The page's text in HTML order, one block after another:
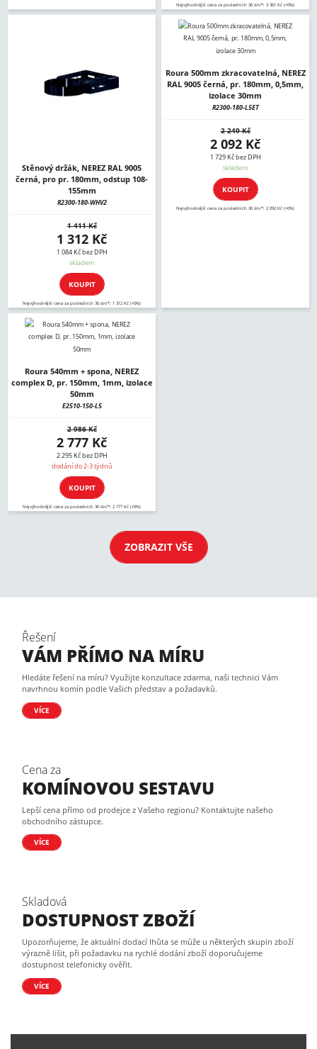
Nejvýhodnější cena za posledních 30 dní*: 3 361 Kč (+0%)
Stěnový držák, NEREZ RAL 9005
černá, pro pr. 180mm, odstup 108-
155mm
R2300-180-WHV2
1 411 Kč
1 312 Kč
1 084 Kč bez DPH
skladem
KOUPIT
Nejvýhodnější cena za posledních 30 dní*: 1 312 Kč (+0%)
Roura 500mm zkracovatelná, NEREZ
RAL 9005 černá, pr. 180mm, 0,5mm,
izolace 30mm
R2300-180-L5ET
2 249 Kč
2 092 Kč
1 729 Kč bez DPH
skladem
KOUPIT
Nejvýhodnější cena za posledních 30 dní*: 2 092 Kč (+0%)
Roura 540mm + spona, NEREZ
complex D, pr. 150mm, 1mm, izolace
50mm
E2510-150-L5
2 986 Kč
2 777 Kč
2 295 Kč bez DPH
dodání do 2-3 týdnů
KOUPIT
Nejvýhodnější cena za posledních 30 dní*: 2 777 Kč (+0%)
ZOBRAZIT VŠE
Řešení
VÁM PŘÍMO NA MÍRU
Hledáte řešení na míru? Využijte konzultace zdarma, naši technici Vám
navrhnou komín podle Vašich představ a požadavků.
VÍCE
Cena za
KOMÍNOVOU SESTAVU
Lepší cena přímo od prodejce z Vašeho regionu? Kontaktujte našeho
obchodního zástupce.
VÍCE
Skladová
DOSTUPNOST ZBOŽÍ
Upozorňujeme, že aktuální dodací lhůta se může u některých skupin zboží
výrazně lišit, při požadavku na rychlé dodání zboží doporučujeme
dostupnost telefonicky ověřit.
VÍCE